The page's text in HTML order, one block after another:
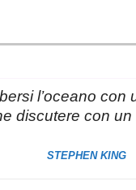
l’oceano con
discutere con un
STEPHEN KING